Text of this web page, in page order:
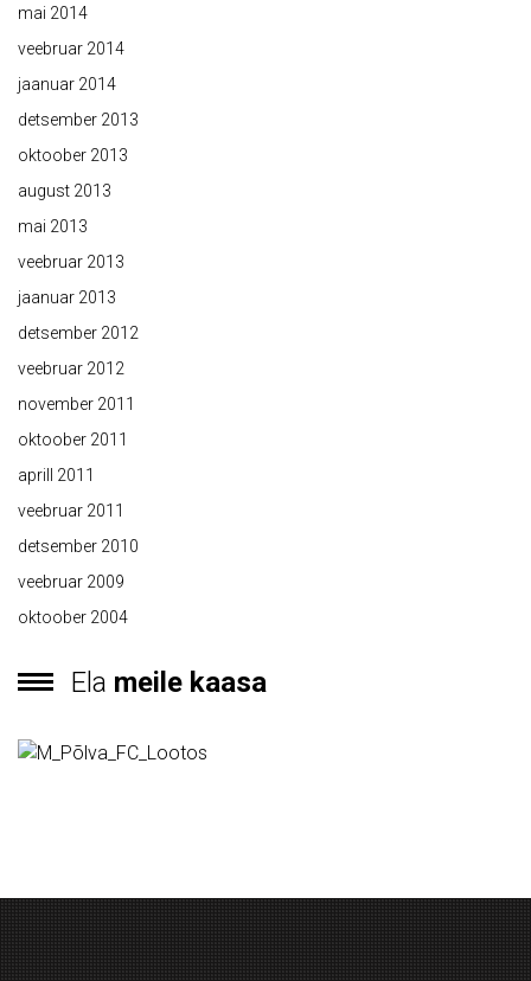
mai 2014
veebruar 2014
jaanuar 2014
detsember 2013
oktoober 2013
august 2013
mai 2013
veebruar 2013
jaanuar 2013
detsember 2012
veebruar 2012
november 2011
oktoober 2011
aprill 2011
veebruar 2011
detsember 2010
veebruar 2009
oktoober 2004
Ela meile kaasa